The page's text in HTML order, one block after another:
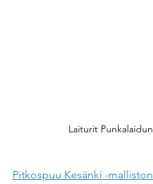
Laiturit Punkalaidun
Pitkospuu Kesänki -malliston